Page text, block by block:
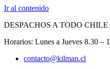
Ir al contenido
DESPACHOS A TODO CHILE
Horarios: Lunes a Jueves 8.30 –
contacto@kilman.cl